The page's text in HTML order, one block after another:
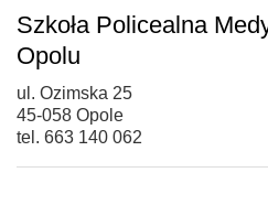
Szkoła Policealna
Opolu
ul. Ozimska 25
45-058 Opole
tel. 663 140 062